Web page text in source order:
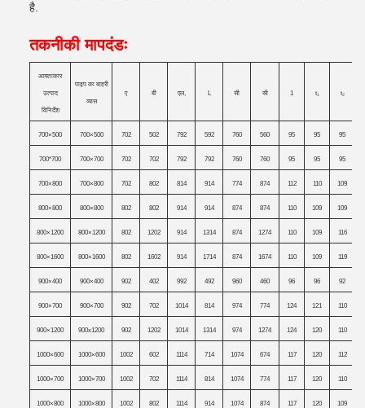
है.
तकनीकी मापदंडः
आयताकार
उत्पाद
विनिर्देश
पाइप का बाहरी
व्यास
ए बी एल, L सी सी 1 t₁ t₂
700×500 700×500 702 502 792 592 760 560 95 95 95
700*700 700×700 702 702 792 792 760 760 95 95 95
700×800 700×800 702 802 814 914 774 874 112 110 109
800×800 800×800 802 802 914 914 874 874 110 109 109
800×1200 800×1200 802 1202 914 1314 874 1274 110 109 116
800×1600 800×1600 802 1602 914 1714 874 1674 110 109 119
900×400 900×400 902 402 992 492 960 460 96 96 92
900×700 900×700 902 702 1014 814 974 774 124 121 110
900×1200 900x1200 902 1202 1014 1314 974 1274 124 120 110
1000×600 1000×600 1002 602 1114 714 1074 674 117 120 112
1000×700 1000×700 1002 702 1114 814 1074 774 117 120 110
1000×800 1000×800 1002 802 1114 914 1074 874 117 120 109